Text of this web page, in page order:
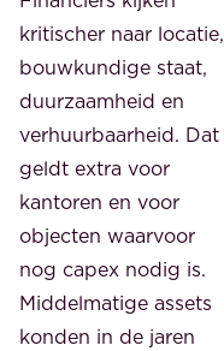
kritischer naar locatie,
bouwkundige staat,
duurzaamheid en
verhuurbaarheid. Dat
geldt extra voor
kantoren en voor
objecten waarvoor
nog capex nodig is.
Middelmatige assets
konden in de jaren